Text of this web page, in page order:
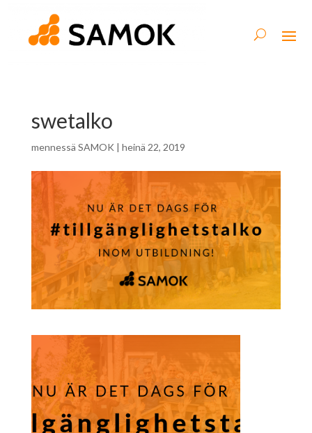
swetalko
mennessä SAMOK | heinä 22, 2019